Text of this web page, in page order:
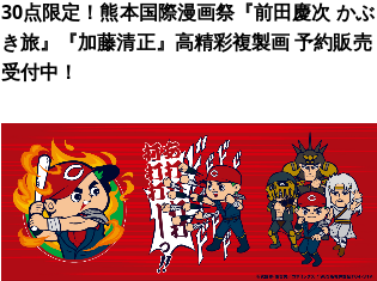
30点限定！熊本国際漫画祭『前田慶次 かぶ
き旅』『加藤清正』高精彩複製画 予約販売
受付中！